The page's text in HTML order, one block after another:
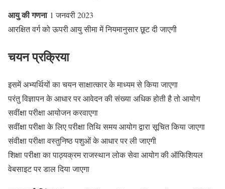
आयु की गणना 1 जनवरी 2023
आरक्षित वर्ग को ऊपरी आयु सीमा में नियमानुसार छूट दी जाएगी
चयन प्रक्रिया
इसमें अभ्यर्थियों का चयन साक्षात्कार के माध्यम से किया जाएगा
परंतु विज्ञापन के आधार पर आवेदन की संख्या अधिक होती है तो आयोग
सवींक्षा परीक्षा आयोजन करवाएगा
सवींक्षा परीक्षा के लिए परीक्षा तिथि समय आयोग द्वारा सूचित किया जाएगा
संवीक्षा परीक्षा वस्तुनिष्ठ पशुओं के आधार पर ली जाएगी
शिक्षा परीक्षा का पाठ्यक्रम राजस्थान लोक सेवा आयोग की ऑफिशियल
वेबसाइट पर डाल दिया जाएगा